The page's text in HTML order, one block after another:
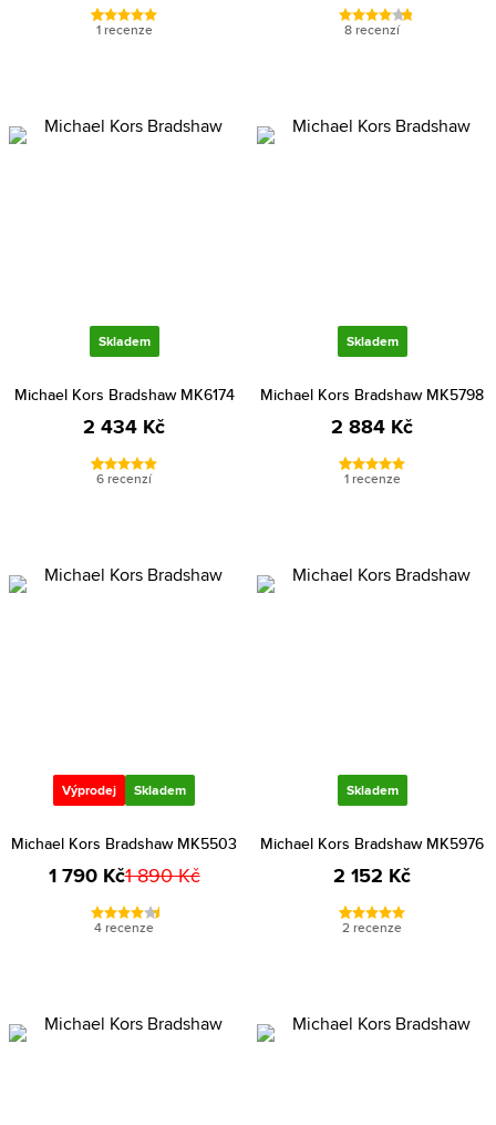
1 recenze 8 recenzí
Skladem
Michael Kors Bradshaw MK6174
2 434 Kč
6 recenzí
Skladem
Michael Kors Bradshaw MK5798
2 884 Kč
1 recenze
Výprodej Skladem
Michael Kors Bradshaw MK5503
1 790 Kč1 890 Kč
4 recenze
Skladem
Michael Kors Bradshaw MK5976
2 152 Kč
2 recenze